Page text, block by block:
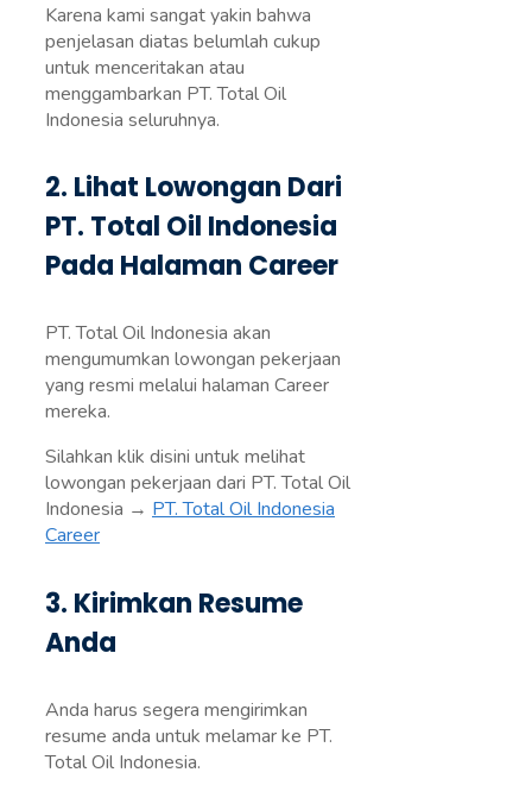
Karena kami sangat yakin bahwa
penjelasan diatas belumlah cukup
untuk menceritakan atau
menggambarkan PT. Total Oil
Indonesia seluruhnya.
2. Lihat Lowongan Dari
PT. Total Oil Indonesia
Pada Halaman Career
PT. Total Oil Indonesia akan
mengumumkan lowongan pekerjaan
yang resmi melalui halaman Career
mereka.
Silahkan klik disini untuk melihat
lowongan pekerjaan dari PT. Total Oil
Indonesia → PT. Total Oil Indonesia
Career
3. Kirimkan Resume
Anda
Anda harus segera mengirimkan
resume anda untuk melamar ke PT.
Total Oil Indonesia.